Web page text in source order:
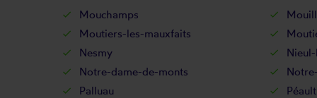
Mouchamps
Moutiers-les-mauxfaits
Nesmy
Notre-dame-de-monts
Palluau
Péault